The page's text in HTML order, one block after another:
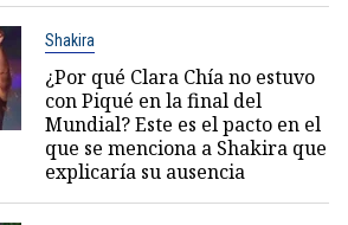
Shakira
¿Por qué Clara Chía no estuvo
con Piqué en la final del
Mundial? Este es el pacto en el
que se menciona a Shakira que
explicaría su ausencia